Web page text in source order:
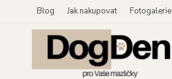
Blog Jak nakupovat Fotogalerie